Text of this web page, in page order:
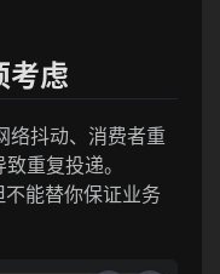
考虑
络抖动、消费者重
重复投递。
能替你保证业务